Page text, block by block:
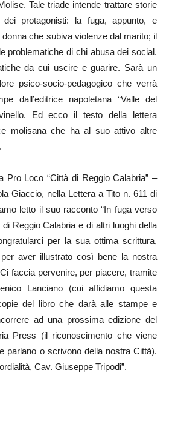
Tale triade intende trattare storie
protagonisti: la fuga, appunto, e
donna che subiva violenze dal marito; il
problematiche di chi abusa dei social.
da cui uscire e guarire. Sarà un
psico-socio-pedagogico che verrà
dall’editrice napoletana “Valle del
Ed ecco il testo della lettera
molisana che ha al suo attivo altre
Pro Loco “Città di Reggio Calabria” –
Giaccio, nella Lettera a Tito n. 611 di
letto il suo racconto “In fuga verso
di Reggio Calabria e di altri luoghi della
per la sua ottima scrittura,
aver illustrato così bene la nostra
faccia pervenire, per piacere, tramite
Lanciano (cui affidiamo questa
del libro che darà alle stampe e
ad una prossima edizione del
Press (il riconoscimento che viene
parlano o scrivono della nostra Città).
Cav. Giuseppe Tripodi”.